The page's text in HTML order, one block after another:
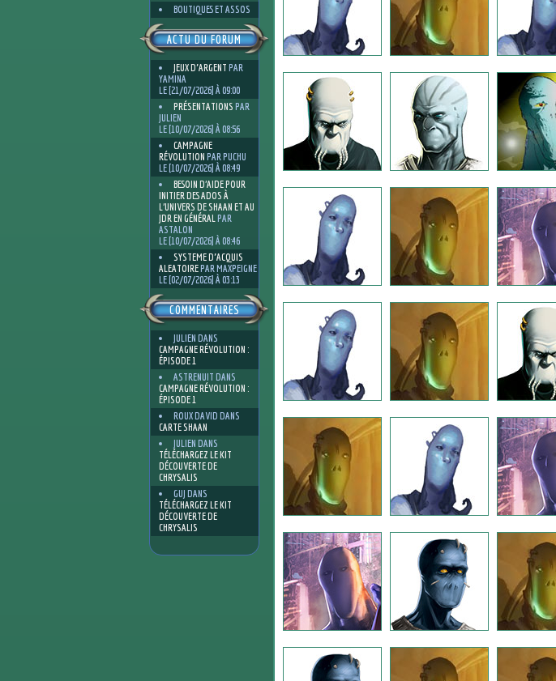
BOUTIQUES ET ASSOS
ACTU DU FORUM
JEUX D'ARGENT PAR
YAMINA
LE [21/07/2026] À 09:00
PRÉSENTATIONS PAR
JULIEN
LE [10/07/2026] À 08:56
CAMPAGNE
RÉVOLUTION PAR PUCHU
LE [10/07/2026] À 08:49
BESOIN D’AIDE POUR
INITIER DES ADOS À
L’UNIVERS DE SHAAN ET AU
JDR EN GÉNÉRALPAR
ASTALON
LE [10/07/2026] À 08:46
SYSTEME D'ACQUIS
ALEATOIREPAR MAXPEIGNE
LE [02/07/2026] À 03:13
COMMENTAIRES
JULIEN DANS
CAMPAGNE RÉVOLUTION :
ÉPISODE 1
ASTRENUIT DANS
CAMPAGNE RÉVOLUTION :
ÉPISODE 1
ROUX DAVID DANS
CARTE SHAAN
JULIEN DANS
TÉLÉCHARGEZ LE KIT
DÉCOUVERTE DE
CHRYSALIS
GUJ DANS
TÉLÉCHARGEZ LE KIT
DÉCOUVERTE DE
CHRYSALIS